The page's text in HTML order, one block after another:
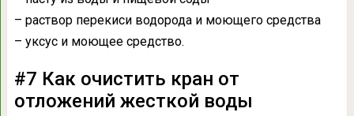
– раствор перекиси водорода и моющего средства
– уксус и моющее средство.
#7 Как очистить кран от
отложений жесткой воды